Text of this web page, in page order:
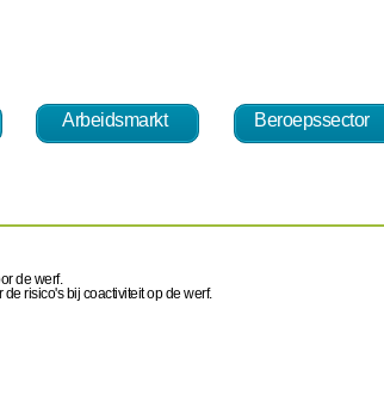
Arbeidsmarkt Beroepssector
de werf.
risico's bij coactiviteit op de werf.